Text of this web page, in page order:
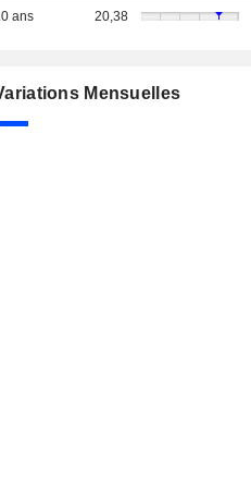
ans 20,38
Mensuelles